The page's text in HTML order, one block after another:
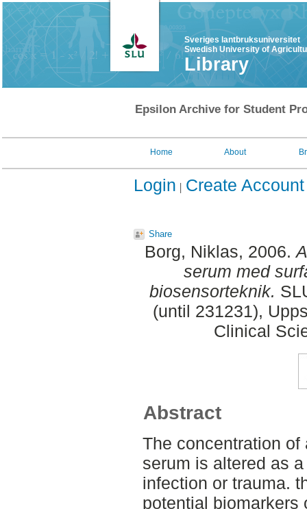
Sveriges lantbruksuniversitet
Swedish University of
Library
Epsilon Archive for Student
Home About
Login Create Account
Share
Borg, Niklas, 2006.
serum med
biosensorteknik.
(until 231231),
Clinical
Abstract
The concentration
serum is altered as
infection or trauma.
potential biomarkers